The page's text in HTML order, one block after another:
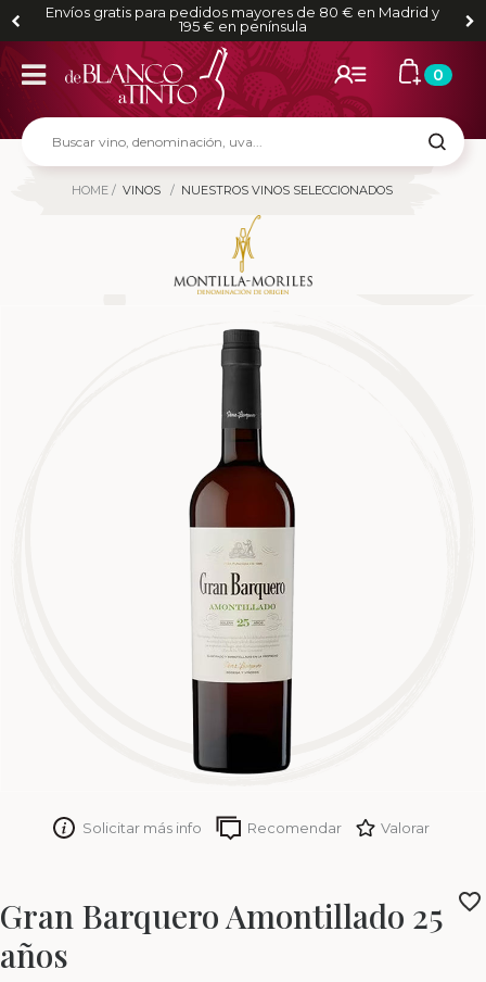
Envíos gratis para pedidos mayores de 80 € en Madrid y
195 € en península
0
HOME VINOS NUESTROS VINOS SELECCIONADOS
Solicitar más info Recomendar Valorar
Gran Barquero Amontillado 25
años